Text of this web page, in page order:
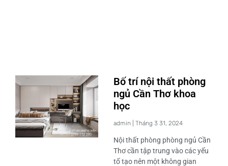
Bố trí nội thất phòng
ngủ Cần Thơ khoa
học
admin Tháng 3 31, 2024
Nội thất phòng phòng ngủ Cần
Thơ cần tập trung vào các yếu
tố tạo nên một không gian